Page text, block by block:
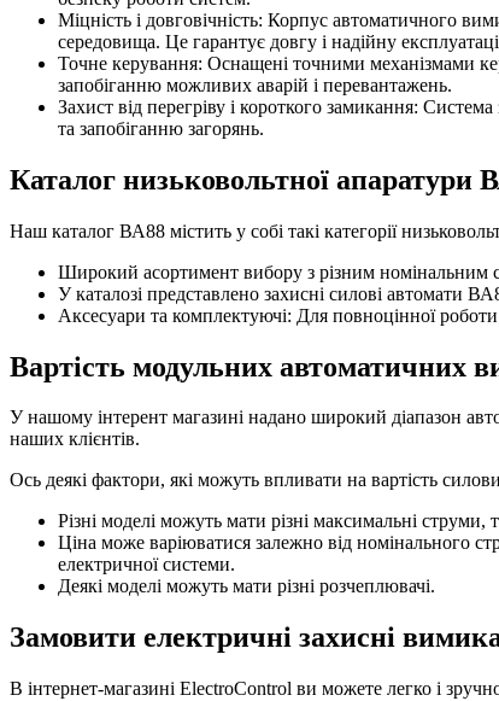
Міцність і довговічність: Корпус автоматичного
середовища. Це гарантує довгу і надійну
Точне керування: Оснащені точними механізмами
запобіганню можливих аварій і перевантажень.
Захист від перегріву і короткого замикання:
та запобіганню загорянь.
Каталог низьковольтної апаратури
Наш каталог ВА88 містить у собі такі категорії
Широкий асортимент вибору з різним номінальним
У каталозі представлено захисні силові автомати
Аксесуари та комплектуючі: Для повноцінної
Вартість модульних автоматичних
У нашому інтерент магазині надано широкий діапазон
наших клієнтів.
Ось деякі фактори, які можуть впливати на вартість
Різні моделі можуть мати різні максимальні
Ціна може варіюватися залежно від номінального
електричної системи.
Деякі моделі можуть мати різні розчеплювачі.
Замовити електричні захисні
В інтернет-магазині ElectroControl ви можете легко і